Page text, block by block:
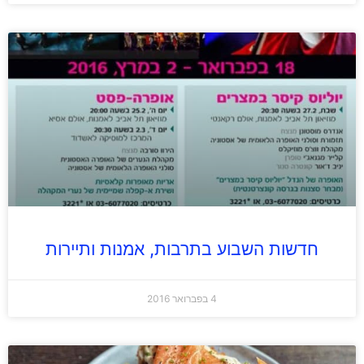
חדשות השבוע בתרבות, אמנות ותיירות
4 בפברואר 2016